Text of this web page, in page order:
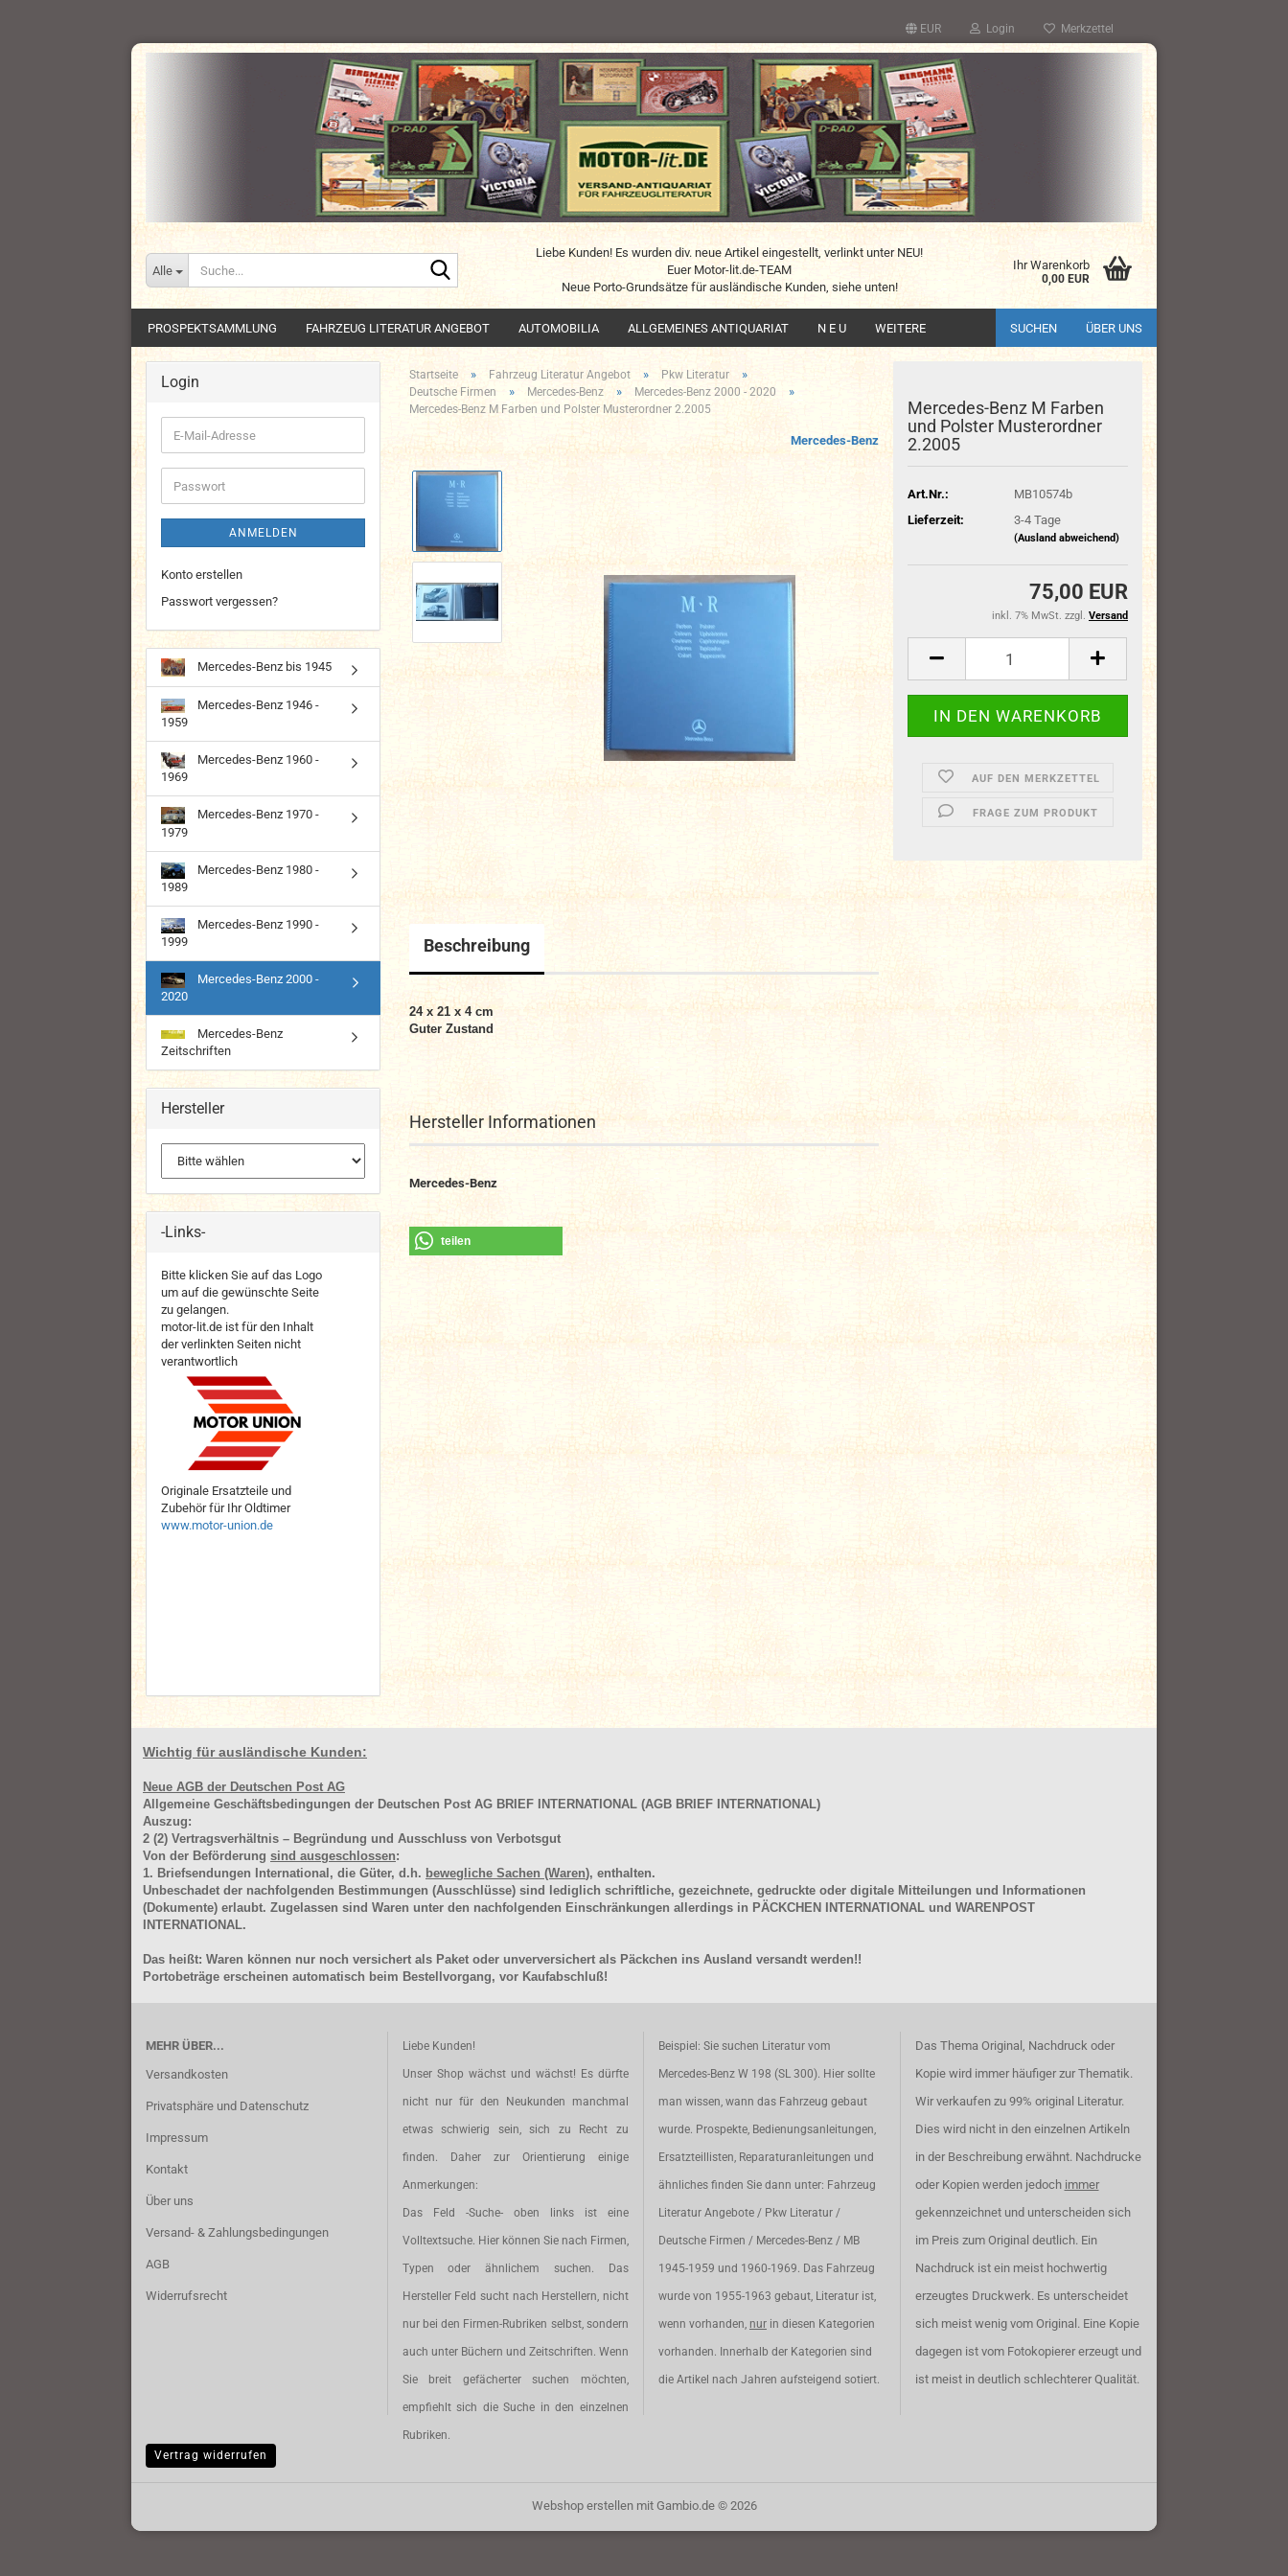
EUR Login Merkzettel
Alle
Liebe Kunden! Es wurden div. neue Artikel eingestellt, verlinkt unter NEU!
Euer Motor-lit.de-TEAM
Neue Porto-Grundsätze für ausländische Kunden, siehe unten!
Ihr Warenkorb
0,00 EUR
PROSPEKTSAMMLUNG FAHRZEUG LITERATUR ANGEBOT AUTOMOBILIA ALLGEMEINES ANTIQUARIAT N E U SUCHEN ÜBER UNS
WEITERE
Startseite » Fahrzeug Literatur Angebot » Pkw Literatur »
Deutsche Firmen » Mercedes-Benz » Mercedes-Benz 2000 - 2020 »
Mercedes-Benz M Farben und Polster Musterordner 2.2005
Mercedes-Benz
Mercedes-Benz M Farben
und Polster Musterordner
2.2005
Art.Nr.:
MB10574b
Lieferzeit:
3-4 Tage
(Ausland abweichend)
75,00 EUR
inkl. 7% MwSt. zzgl. Versand
AUF DEN MERKZETTEL
FRAGE ZUM PRODUKT
Beschreibung
24 x 21 x 4 cm
Guter Zustand
Hersteller Informationen
Mercedes-Benz
teilen
Login
E-
Mail-
Adresse
Passwort
ANMELDEN
Konto erstellen
Passwort vergessen?
Mercedes-Benz bis 1945
Mercedes-Benz 1946 -
1959
Mercedes-Benz 1960 -
1969
Mercedes-Benz 1970 -
1979
Mercedes-Benz 1980 -
1989
Mercedes-Benz 1990 -
1999
Mercedes-Benz 2000 -
2020
Mercedes-Benz
Zeitschriften
Hersteller
-Links-
Bitte klicken Sie auf das Logo
um auf die gewünschte Seite
zu gelangen.
motor-lit.de ist für den Inhalt
der verlinkten Seiten nicht
verantwortlich
Originale Ersatzteile und
Zubehör für Ihr Oldtimer
www.motor-union.de
Wichtig für ausländische Kunden:
Neue AGB der Deutschen Post AG
Allgemeine Geschäftsbedingungen der Deutschen Post AG BRIEF INTERNATIONAL (AGB BRIEF INTERNATIONAL)
Auszug:
2 (2) Vertragsverhältnis – Begründung und Ausschluss von Verbotsgut
Von der Beförderung sind ausgeschlossen:
1. Briefsendungen International, die Güter, d.h. bewegliche Sachen (Waren), enthalten.
Unbeschadet der nachfolgenden Bestimmungen (Ausschlüsse) sind lediglich schriftliche, gezeichnete, gedruckte oder digitale Mitteilungen und Informationen
(Dokumente) erlaubt. Zugelassen sind Waren unter den nachfolgenden Einschränkungen allerdings in PÄCKCHEN INTERNATIONAL und WARENPOST
INTERNATIONAL.
Das heißt: Waren können nur noch versichert als Paket oder unverversichert als Päckchen ins Ausland versandt werden!!
Portobeträge erscheinen automatisch beim Bestellvorgang, vor Kaufabschluß!
MEHR ÜBER...
Versandkosten
Privatsphäre und Datenschutz
Impressum
Kontakt
Über uns
Versand- & Zahlungsbedingungen
AGB
Widerrufsrecht
Liebe Kunden!
Unser Shop wächst und wächst! Es dürfte
nicht nur für den Neukunden manchmal
etwas schwierig sein, sich zu Recht zu
finden. Daher zur Orientierung einige
Anmerkungen:
Das Feld -Suche- oben links ist eine
Volltextsuche. Hier können Sie nach Firmen,
Typen oder ähnlichem suchen. Das
Hersteller Feld sucht nach Herstellern, nicht
nur bei den Firmen-Rubriken selbst, sondern
auch unter Büchern und Zeitschriften. Wenn
Sie breit gefächerter suchen möchten,
empfiehlt sich die Suche in den einzelnen
Rubriken.
Beispiel: Sie suchen Literatur vom
Mercedes-Benz W 198 (SL 300). Hier sollte
man wissen, wann das Fahrzeug gebaut
wurde. Prospekte, Bedienungsanleitungen,
Ersatzteillisten, Reparaturanleitungen und
ähnliches finden Sie dann unter: Fahrzeug
Literatur Angebote / Pkw Literatur /
Deutsche Firmen / Mercedes-Benz / MB
1945-1959 und 1960-1969. Das Fahrzeug
wurde von 1955-1963 gebaut, Literatur ist,
wenn vorhanden, nur in diesen Kategorien
vorhanden. Innerhalb der Kategorien sind
die Artikel nach Jahren aufsteigend sotiert.
Das Thema Original, Nachdruck oder
Kopie wird immer häufiger zur Thematik.
Wir verkaufen zu 99% original Literatur.
Dies wird nicht in den einzelnen Artikeln
in der Beschreibung erwähnt. Nachdrucke
oder Kopien werden jedoch immer
gekennzeichnet und unterscheiden sich
im Preis zum Original deutlich. Ein
Nachdruck ist ein meist hochwertig
erzeugtes Druckwerk. Es unterscheidet
sich meist wenig vom Original. Eine Kopie
dagegen ist vom Fotokopierer erzeugt und
ist meist in deutlich schlechterer Qualität.
Vertrag widerrufen
Webshop erstellenmit Gambio.de © 2026